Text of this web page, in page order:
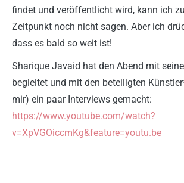
findet und veröffentlicht wird, kann ich
Zeitpunkt noch nicht sagen. Aber ich
dass es bald so weit ist!
Sharique Javaid hat den Abend mit
begleitet und mit den beteiligten
mir) ein paar Interviews gemacht:
https://www.youtube.com/watch?
v=XpVGOiccmKg&feature=youtu.be